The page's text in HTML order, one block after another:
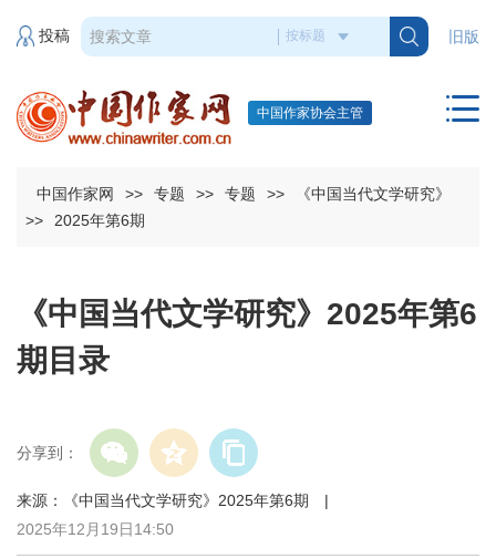
旧版
投稿
中国作家协会主管
中国作家网 >> 专题 >> 专题 >>
《中国当代文学研究》
>>
2025年第6期
《中国当代文学研究》2025年第6
期目录
分享到：
来源：《中国当代文学研究》2025年第6期 |
2025年12月19日14:50